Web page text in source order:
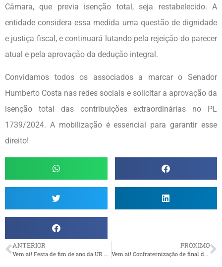
Câmara, que previa isenção total, seja restabelecido. A
entidade considera essa medida uma questão de dignidade
e justiça fiscal, e continuará lutando pela rejeição do parecer
atual e pela aprovação da dedução integral.
Convidamos todos os associados a marcar o Senador
Humberto Costa nas redes sociais e solicitar a aprovação da
isenção total das contribuições extraordinárias no PL
1739/2024. A mobilização é essencial para garantir esse
direito!
ANTERIOR
Vem aí! Festa de fim de ano da UR Fortaleza
PRÓXIMO
Vem aí! Confraternização de final de ano na UR Natal